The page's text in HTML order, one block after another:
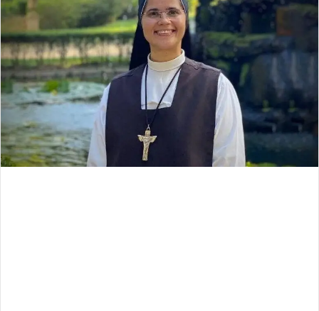
mail